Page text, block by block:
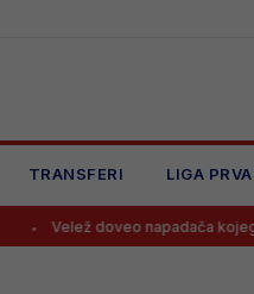
TRANSFERI LIGA
napadača kojeg su poredili sa